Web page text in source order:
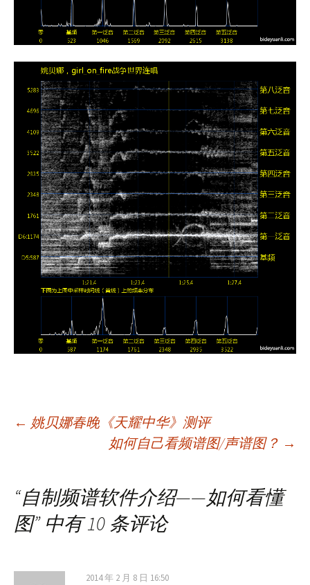
文
导
航
← 姚贝娜春晚《天耀中华》测评
如何自己看频谱图/声谱图？ →
“自制频谱软件介绍——如何看懂
图” 中有 10 条评论
2014 年 2 月 8 日 16:50